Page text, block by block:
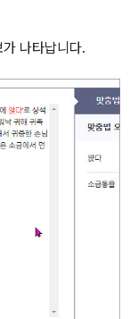
나타납니다.